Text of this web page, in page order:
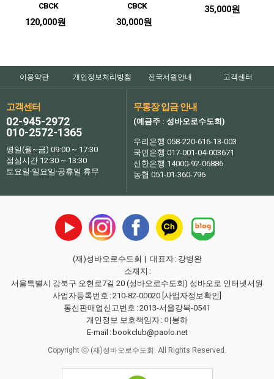
CBCK
120,000원
CBCK
30,000원
35,000원
이용약관 개인정보처리방침 전국서원안내 고객센터
고객센터
02-945-2972
010-2572-1365
평일(월~금) 09:00 ~ 17:30
점심시간 12:30 ~ 13:30
토요일·일요일·공휴일 휴무
무통장 입금 안내
(예금주 : 성바오로수도회)
우리은행 058-220-616-13-003
국민은행 017-001-04-003671
신한은행 14000-92-06886
농협 051-01-360-796
(재)성바오로수도회 | 대표자 : 강병완
소재지 :
서울특별시 강북구 오현로7길 20 (성바오로수도회) 성바오로 인터넷서원
사업자등록번호 :210-82-00020 [사업자정보확인]
통신판매업신고번호 :2013-서울강북-0541
개인정보 보호책임자 : 이봉하
E-mail : bookclub@paolo.net
Copyright ⓒ (재)성바오로수도회. All Rights Reserved.